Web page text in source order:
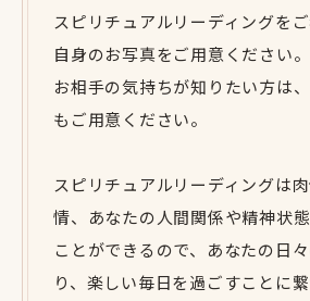
スピリチュアルリーディングを
自身のお写真をご用意ください。
お相手の気持ちが知りたい方は
もご用意ください。
スピリチュアルリーディングは
情、あなたの人間関係や精神状
ことができるので、あなたの日
り、楽しい毎日を過ごすことに繋